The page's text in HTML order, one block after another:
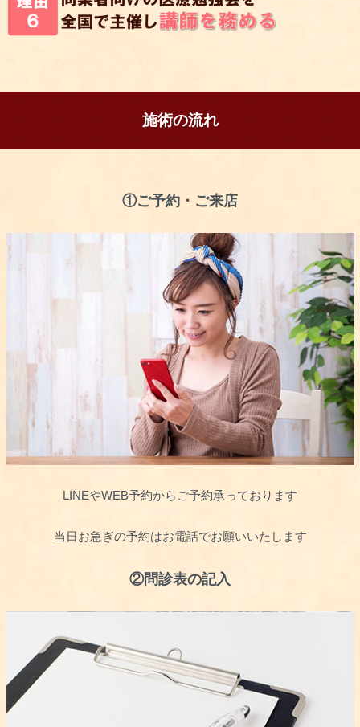
施術の流れ
①ご予約・ご来店
LINEやWEB予約からご予約承っております
当日お急ぎの予約はお電話でお願いいたします
②問診表の記入